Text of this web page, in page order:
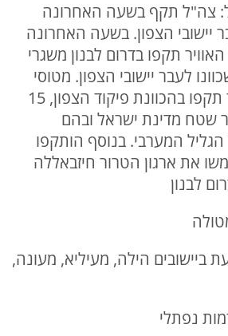
צה"ל: צה"ל תקף בשעה האחרונה
יישובי הצפון. בשעה האחרונה
תקפו בדרום לבנון משגרי
לעבר יישובי הצפון. מטוסי
קרב של חיל האוויר תקפו בהכוונת פיקוד הצפון, 15
שטח מדינת ישראל ובהם
המערבי. בנוסף הותקפו
את ארגון הטרור חיזבאללה
לבנון
כעת ביישובים הילה, מעיליא, מעונה,